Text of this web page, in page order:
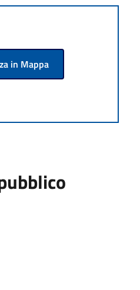
in Mappa